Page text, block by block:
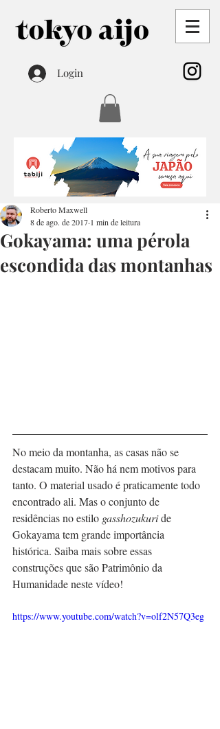
Login
Gokayama: uma pérola
escondida das montanhas
Roberto Maxwell
8 de ago. de 2017 1 min de leitura
No meio da montanha, as casas não se
destacam muito. Não há nem motivos para
tanto. O material usado é praticamente todo
encontrado ali. Mas o conjunto de
residências no estilo gasshozukuri de
Gokayama tem grande importância
histórica. Saiba mais sobre essas
construções que são Patrimônio da
Humanidade neste vídeo!
https://www.youtube.com/watch?v=olf2N57Q3eg